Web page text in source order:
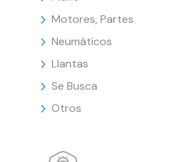
Motores, Partes
Neumáticos
Llantas
Se Busca
Otros